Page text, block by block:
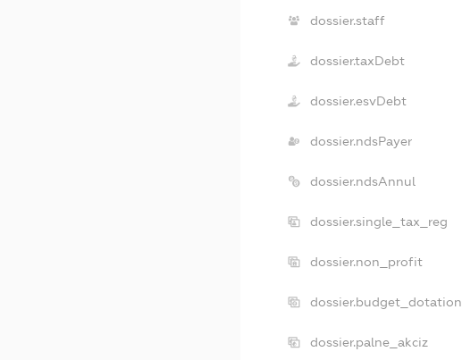
dossier.staff
dossier.taxDebt
dossier.esvDebt
dossier.ndsPayer
dossier.ndsAnnul
dossier.single_tax_reg
dossier.non_profit
dossier.budget_dotation
dossier.palne_akciz